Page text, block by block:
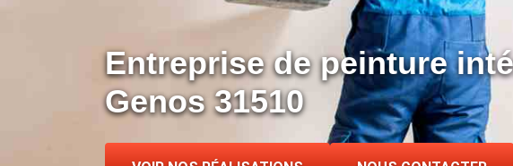
Entreprise de peinture
Genos 31510